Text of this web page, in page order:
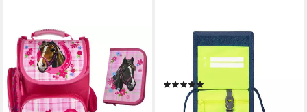
FAMILANDO
Schulranzen Clou Pferde
Champion Schultasche, rosa,
ab 1. Klasse (Grund-Set, 5-tlg.,
mit Federmappe, Schlamper,
STEP BY STEP
Brustbeutel mit Fensterfach,
Kleingeldfach (1-tlg)
17,99 €
lieferbar - in 2-3 Werktagen bei dir